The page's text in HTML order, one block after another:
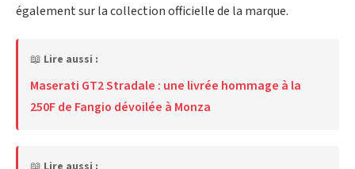
également sur la collection officielle de la marque.
📖 Lire aussi :
Maserati GT2 Stradale : une livrée hommage à la
250F de Fangio dévoilée à Monza